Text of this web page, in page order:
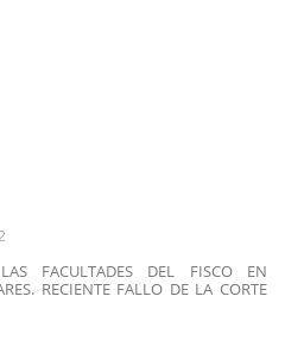
FACULTADES DEL FISCO EN
RECIENTE FALLO DE LA CORTE